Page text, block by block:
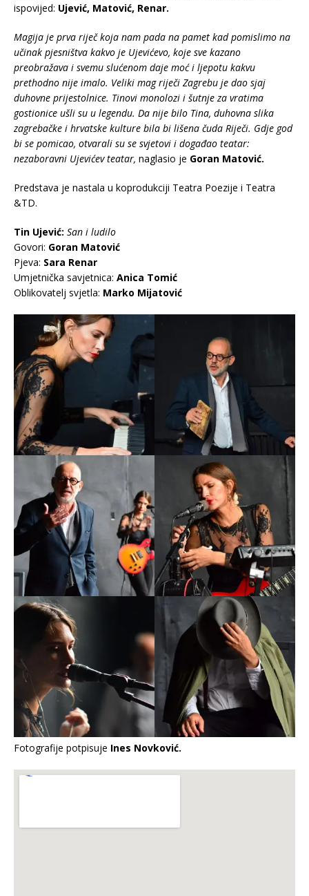
ispovijed: Ujević, Matović, Renar.
Magija je prva riječ koja nam pada na pamet kad pomislimo na
učinak pjesništva kakvo je Ujevićevo, koje sve kazano
preobražava i svemu slućenom daje moć i ljepotu kakvu
prethodno nije imalo. Veliki mag riječi Zagrebu je dao sjaj
duhovne prijestolnice. Tinovi monolozi i šutnje za vratima
gostionice ušli su u legendu. Da nije bilo Tina, duhovna slika
zagrebačke i hrvatske kulture bila bi lišena čuda Riječi. Gdje god
bi se pomicao, otvarali su se svjetovi i događao teatar:
nezaboravni Ujevićev teatar, naglasio je Goran Matović.
Predstava je nastala u koprodukciji Teatra Poezije i Teatra
&TD.
Tin Ujević: San i ludilo
Govori: Goran Matović
Pjeva: Sara Renar
Umjetnička savjetnica: Anica Tomić
Oblikovatelj svjetla: Marko Mijatović
Fotografije potpisuje Ines Novković.